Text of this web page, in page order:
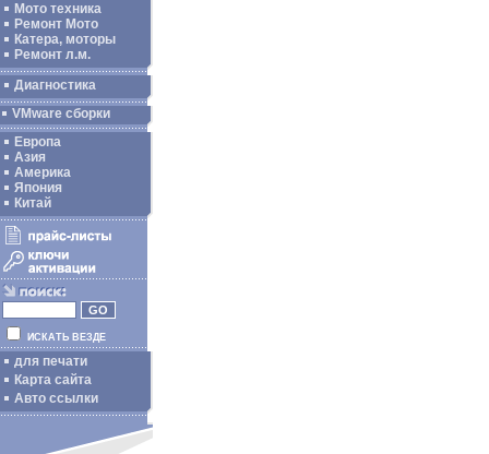
Мото техника
Ремонт Мото
Катера, моторы
Ремонт л.м.
Диагностика
VMware сборки
Европа
Азия
Америка
Япония
Китай
ИСКАТЬ ВЕЗДЕ
для печати
Карта сайта
Авто ссылки